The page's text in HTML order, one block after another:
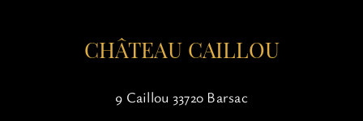
CHÂTEAU CAILLOU
9 Caillou 33720 Barsac